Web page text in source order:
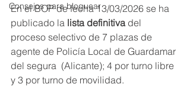
Consejos para bloguear
En el BOP de fecha 13/03/2026 se ha
publicado la lista definitiva del
proceso selectivo de 7 plazas de
agente de Policía Local de Guardamar
del segura  (Alicante); 4 por turno libre
y 3 por turno de movilidad.